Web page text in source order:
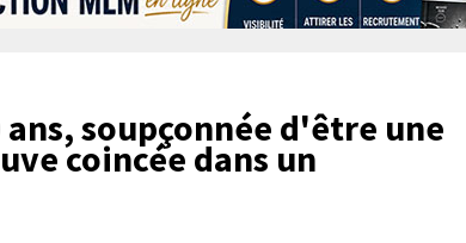
ans, soupçonnée d'être une
coincée dans un